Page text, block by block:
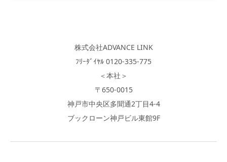
株式会社ADVANCE LINK
ﾌﾘｰﾀﾞｲﾔﾙ 0120-335-775
＜本社＞
〒650-0015
神戸市中央区多聞通2丁目4-4
ブックローン神戸ビル東館9F